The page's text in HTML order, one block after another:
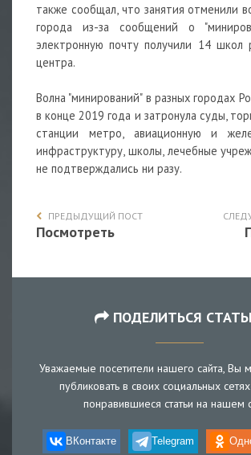
также сообщал, что занятия отменили
города из-за сообщений о
электронную почту получили 14 школ
центра.
Волна "минирований" в разных городах
в конце 2019 года и затронула суды,
станции метро, авиационную и
инфраструктуру, школы, лечебные
не подтверждались ни разу.
ПРЕДЫДУЩИЙ ПОСТ
Посмотреть
ПОДЕЛИТЬСЯ
Уважаемые посетители нашего сайта, Вы
публиковать в своих социальных
понравившиеся статьи на нашем
ВКонтакте Telegram